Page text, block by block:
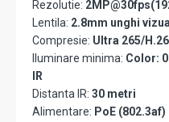
Rezolutie:
Lentila: 2.8mm unghi
Compresie: Ultra 265/
Iluminare minima: Color:
IR
Distanta IR: 30 metri
Alimentare: PoE (802.3af)